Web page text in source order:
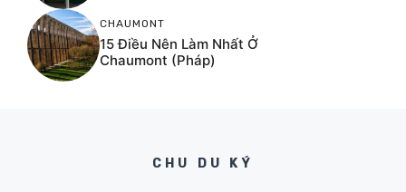
CHAUMONT
15 Điều Nên Làm Nhất Ở
Chaumont (Pháp)
CHU DU KÝ